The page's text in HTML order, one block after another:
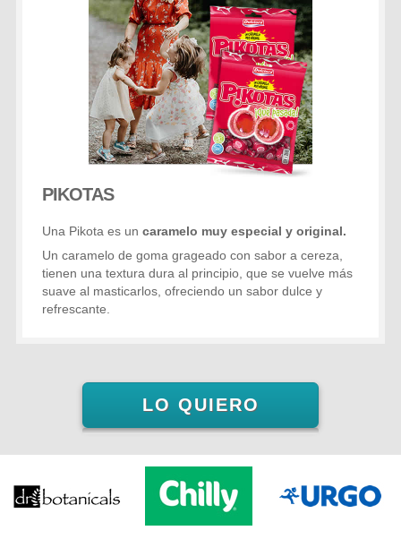
PIKOTAS
Una Pikota es un caramelo muy especial y original.
Un caramelo de goma grageado con sabor a cereza,
tienen una textura dura al principio, que se vuelve más
suave al masticarlos, ofreciendo un sabor dulce y
refrescante.
LO QUIERO